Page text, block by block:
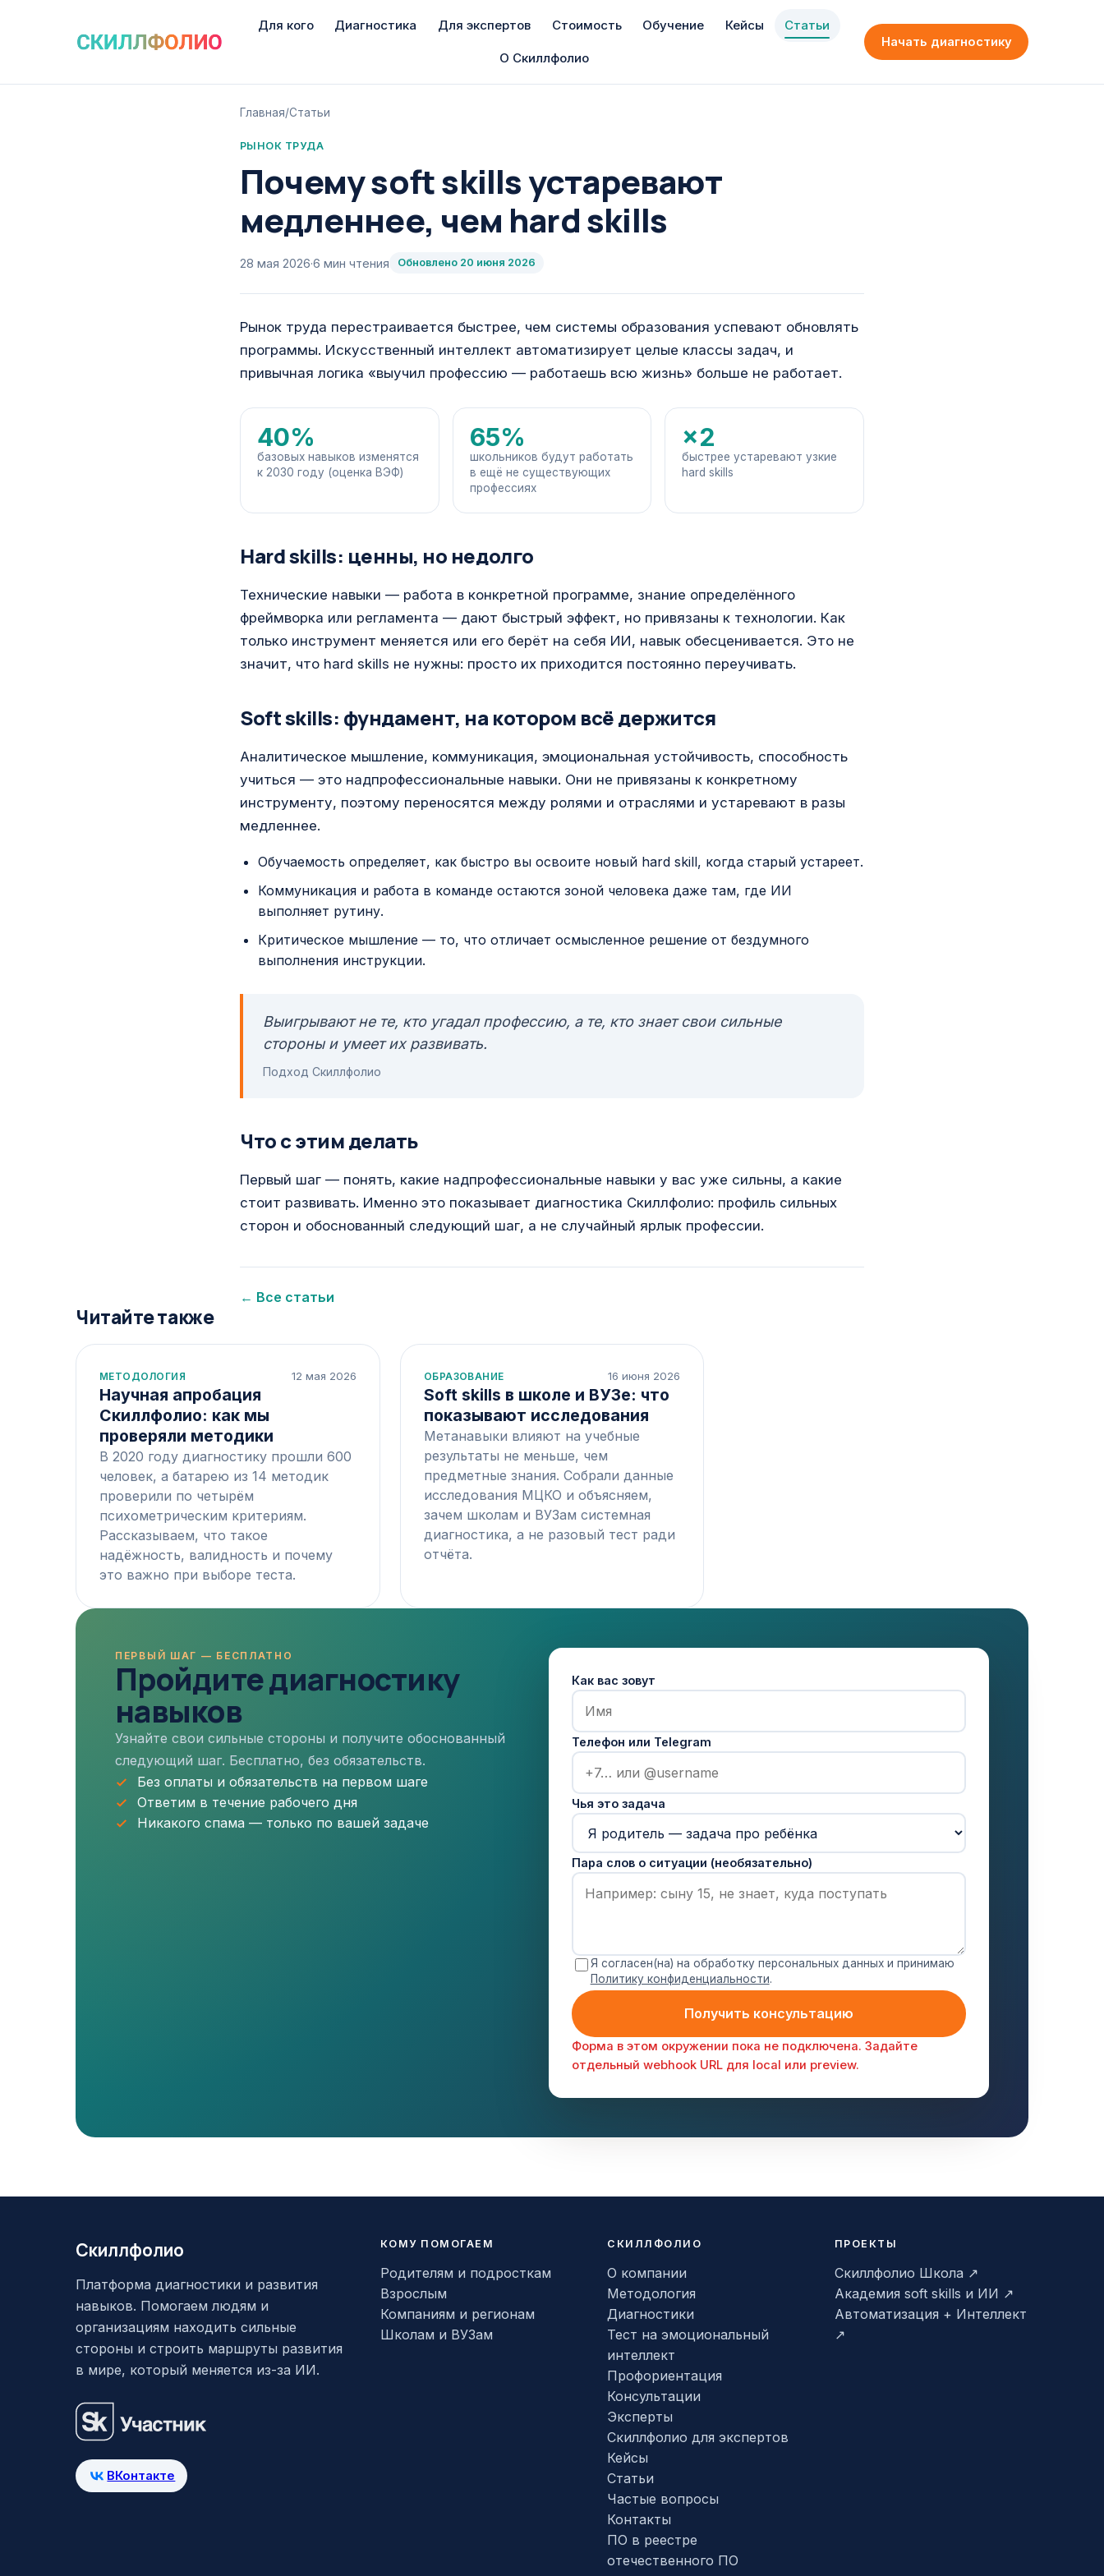
Для кого Диагностика Для экспертов Стоимость Обучение Кейсы Статьи
О Скиллфолио
Начать диагностику
Главная/Статьи
РЫНОК ТРУДА
Почему soft skills устаревают
медленнее, чем hard skills
28 мая 2026·6 мин чтения Обновлено 20 июня 2026
Рынок труда перестраивается быстрее, чем системы образования успевают обновлять
программы. Искусственный интеллект автоматизирует целые классы задач, и
привычная логика «выучил профессию — работаешь всю жизнь» больше не работает.
40%
базовых навыков изменятся
к 2030 году (оценка ВЭФ)
65%
школьников будут работать
в ещё не существующих
профессиях
×2
быстрее устаревают узкие
hard skills
Hard skills: ценны, но недолго
Технические навыки — работа в конкретной программе, знание определённого
фреймворка или регламента — дают быстрый эффект, но привязаны к технологии. Как
только инструмент меняется или его берёт на себя ИИ, навык обесценивается. Это не
значит, что hard skills не нужны: просто их приходится постоянно переучивать.
Soft skills: фундамент, на котором всё держится
Аналитическое мышление, коммуникация, эмоциональная устойчивость, способность
учиться — это надпрофессиональные навыки. Они не привязаны к конкретному
инструменту, поэтому переносятся между ролями и отраслями и устаревают в разы
медленнее.
Обучаемость определяет, как быстро вы освоите новый hard skill, когда старый устареет.
Коммуникация и работа в команде остаются зоной человека даже там, где ИИ
выполняет рутину.
Критическое мышление — то, что отличает осмысленное решение от бездумного
выполнения инструкции.
Выигрывают не те, кто угадал профессию, а те, кто знает свои сильные
стороны и умеет их развивать.
Подход Скиллфолио
Что с этим делать
Первый шаг — понять, какие надпрофессиональные навыки у вас уже сильны, а какие
стоит развивать. Именно это показывает диагностика Скиллфолио: профиль сильных
сторон и обоснованный следующий шаг, а не случайный ярлык профессии.
← Все статьи
Читайте также
МЕТОДОЛОГИЯ 12 мая 2026
Научная апробация
Скиллфолио: как мы
проверяли методики
В 2020 году диагностику прошли 600
человек, а батарею из 14 методик
проверили по четырём
психометрическим критериям.
Рассказываем, что такое
надёжность, валидность и почему
это важно при выборе теста.
ОБРАЗОВАНИЕ 16 июня 2026
Soft skills в школе и ВУЗе: что
показывают исследования
Метанавыки влияют на учебные
результаты не меньше, чем
предметные знания. Собрали данные
исследования МЦКО и объясняем,
зачем школам и ВУЗам системная
диагностика, а не разовый тест ради
отчёта.
ПЕРВЫЙ ШАГ — БЕСПЛАТНО
Пройдите диагностику
навыков
Узнайте свои сильные стороны и получите обоснованный
следующий шаг. Бесплатно, без обязательств.
Без оплаты и обязательств на первом шаге
Ответим в течение рабочего дня
Никакого спама — только по вашей задаче
Как вас зовут
Телефон или Telegram
Чья это задача
Пара слов о ситуации (необязательно)
Я согласен(на) на обработку персональных данных и принимаю
Политику конфиденциальности.
Получить консультацию
Форма в этом окружении пока не подключена. Задайте
отдельный webhook URL для local или preview.
Скиллфолио
Платформа диагностики и развития
навыков. Помогаем людям и
организациям находить сильные
стороны и строить маршруты развития
в мире, который меняется из-за ИИ.
ВКонтакте
КОМУ ПОМОГАЕМ
Родителям и подросткам
Взрослым
Компаниям и регионам
Школам и ВУЗам
СКИЛЛФОЛИО
О компании
Методология
Диагностики
Тест на эмоциональный
интеллект
Профориентация
Консультации
Эксперты
Скиллфолио для экспертов
Кейсы
Статьи
Частые вопросы
Контакты
ПО в реестре
отечественного ПО
ПРОЕКТЫ
Скиллфолио Школа ↗
Академия soft skills и ИИ ↗
Автоматизация + Интеллект
↗